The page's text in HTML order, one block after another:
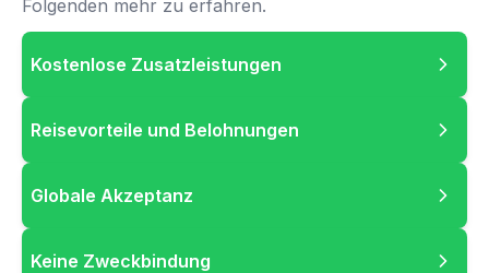
Folgenden mehr zu erfahren.
Kostenlose Zusatzleistungen
Reisevorteile und Belohnungen
Globale Akzeptanz
Keine Zweckbindung